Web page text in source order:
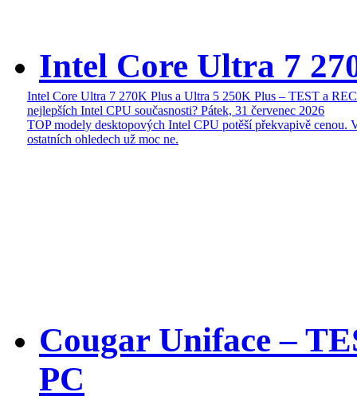
Intel Core Ultra 7
Intel Core Ultra 7 270K Plus a Ultra 5 250K Plus – TEST a
nejlepších Intel CPU současnosti? Pátek, 31 červenec 2026
TOP modely desktopových Intel CPU potěší překvapivě cenou.
ostatních ohledech už moc ne.
Cougar Uniface –
PC